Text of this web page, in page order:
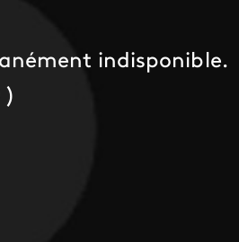
indisponible.
)